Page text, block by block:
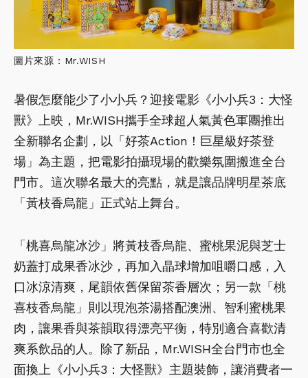
圖片來源：Mr.WISH
暑假怎麼能少了小小兵？迎接電影《小小兵3：大怪
獸》上映，Mr.WISH攜手全球超人氣黃色軍團推出
全新聯名企劃，以「好茶Action！巨星級好茶登
場」為主題，把電影拍攝現場的歡樂氛圍搬進全台
門市。這次聯名最大的亮點，就是讓品牌明星茶底
「黃枝香烏龍」正式站上舞台。
「桃喜烏龍冰沙」將黃枝香烏龍、蜜桃果泥與芝士
奶蓋打成果香冰沙，再加入晶球增加咀嚼口感，入
口冰涼清爽，尾韻依舊保留茶香層次；另一款「桃
喜枝香烏龍」則以現泡茶湯搭配澳洲、智利蜜桃果
肉，讓果香與茶韻取得漂亮平衡，特別適合喜歡清
爽系飲品的人。除了新品，Mr.WISH全台門市也全
面換上《小小兵3：大怪獸》主題裝飾，讓消費者一